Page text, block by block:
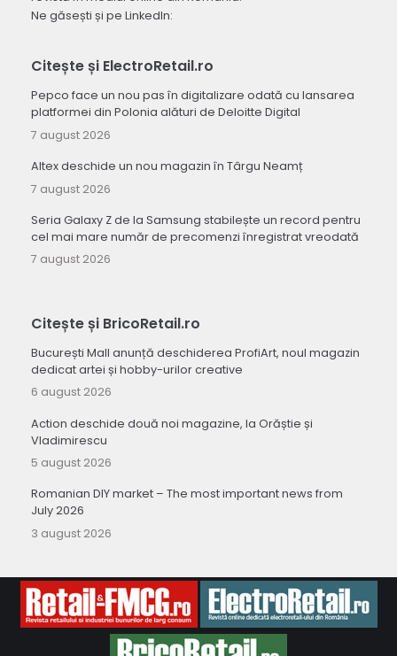
Ne găsești și pe LinkedIn:
Citește și ElectroRetail.ro
Pepco face un nou pas în digitalizare odată cu lansarea
platformei din Polonia alături de Deloitte Digital
7 august 2026
Altex deschide un nou magazin în Târgu Neamț
7 august 2026
Seria Galaxy Z de la Samsung stabilește un record pentru
cel mai mare număr de precomenzi înregistrat vreodată
7 august 2026
Citește și BricoRetail.ro
București Mall anunță deschiderea ProfiArt, noul magazin
dedicat artei și hobby-urilor creative
6 august 2026
Action deschide două noi magazine, la Orăștie și
Vladimirescu
5 august 2026
Romanian DIY market – The most important news from
July 2026
3 august 2026